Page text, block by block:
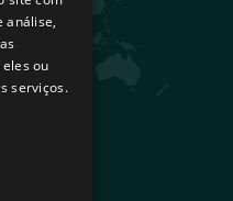
análise,
ou
serviços.